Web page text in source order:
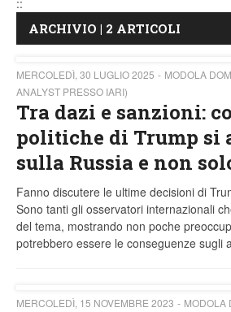
::
ARCHIVIO | 2 ARTICOLI
MERCOLEDÌ, 30 LUGLIO 2025
MODOLA
ANALYST PRESSO IARI)
Tra dazi e sanzioni:
politiche di Trump si
sulla Russia e non
Fanno discutere le ultime decisioni di
Sono tanti gli osservatori internazionali
del tema, mostrando non poche
potrebbero essere le conseguenze sugli
MERCOLEDÌ, 15 NOVEMBRE 2023
MODOLA